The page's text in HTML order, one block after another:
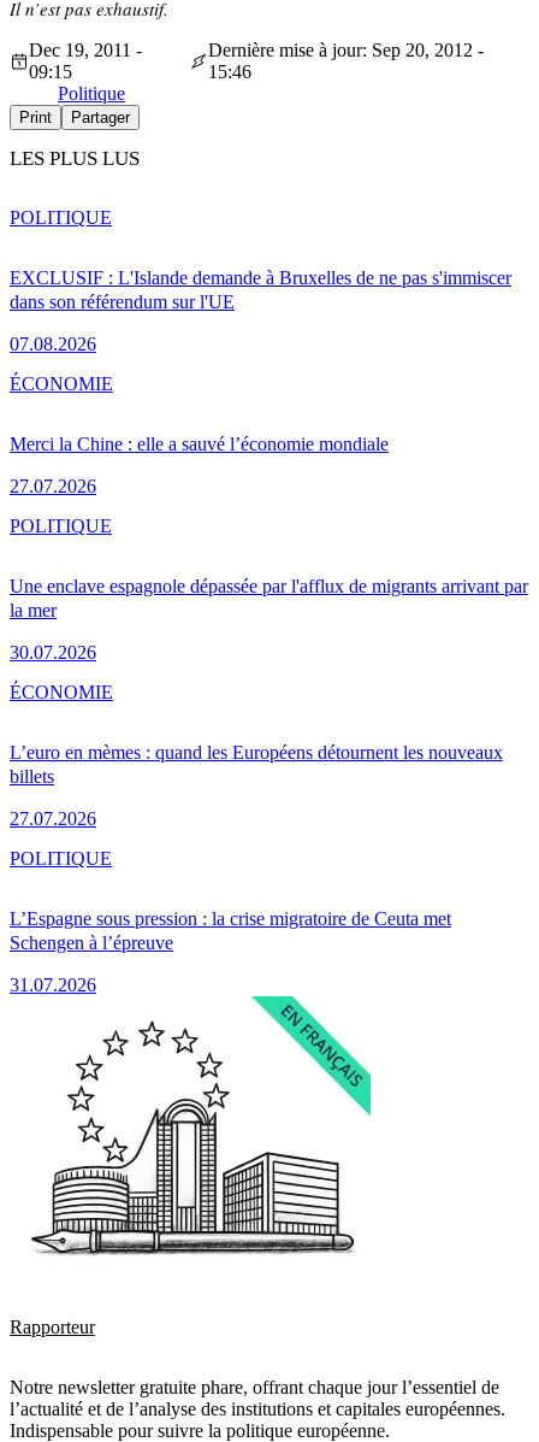
Il n’est pas exhaustif.
Dec 19, 2011 -
09:15
Dernière mise à jour: Sep 20, 2012 -
15:46
Politique
Print Partager
LES PLUS LUS
EXCLUSIF : L'Islande demande à Bruxelles de ne pas s'immiscer
dans son référendum sur l'UE
07.08.2026
POLITIQUE
Merci la Chine : elle a sauvé l’économie mondiale
27.07.2026
ÉCONOMIE
Une enclave espagnole dépassée par l'afflux de migrants arrivant par
la mer
30.07.2026
POLITIQUE
L’euro en mèmes : quand les Européens détournent les nouveaux
billets
27.07.2026
ÉCONOMIE
L’Espagne sous pression : la crise migratoire de Ceuta met
Schengen à l’épreuve
31.07.2026
POLITIQUE
Rapporteur
Notre newsletter gratuite phare, offrant chaque jour l’essentiel de
l’actualité et de l’analyse des institutions et capitales européennes.
Indispensable pour suivre la politique européenne.